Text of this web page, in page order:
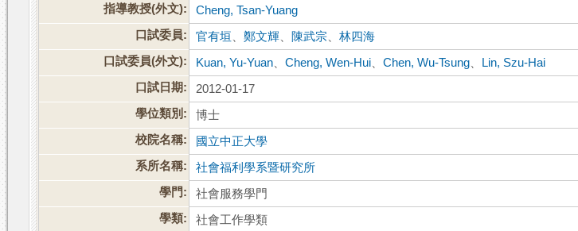
指導教授(外文):
Cheng, Tsan-Yuang
口試委員:
官有垣 、鄭文輝 陳武宗 、林四海
口試委員(外文):
Kuan, Yu-Yuan 、Cheng, Wen-Hui 、Chen, Wu-Tsung
Lin, Szu-Hai
口試日期:
2012-01-17
學位類別:
博士
校院名稱:
國立中正大學
系所名稱:
社會福利學系暨研究所
學門:
社會服務學門
學類:
社會工作學類